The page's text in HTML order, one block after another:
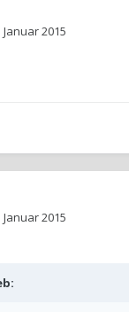
Januar 2015
Januar 2015